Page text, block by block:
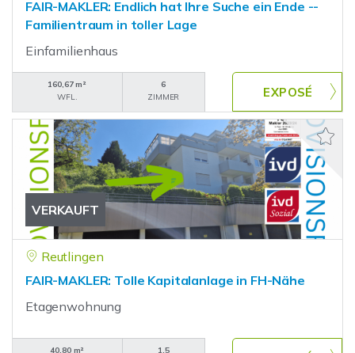
FAIR-MAKLER: Endlich hat Ihre Suche ein Ende --
Familientraum in toller Lage
Einfamilienhaus
160,67 m²
WFL.
6
ZIMMER
VERKAUFT
Reutlingen
FAIR-MAKLER: Tolle Kapitalanlage in FH-Nähe
Etagenwohnung
40,80 m²
1,5